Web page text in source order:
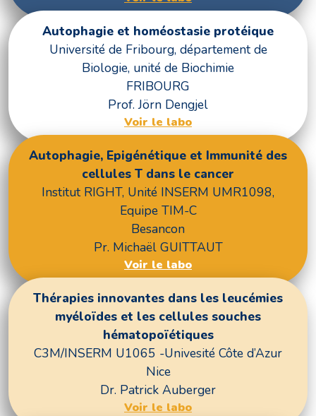
Autophagie et homéostasie protéique
Université de Fribourg, département de
Biologie, unité de Biochimie
FRIBOURG
Prof. Jörn Dengjel
Voir le labo
Autophagie, Epigénétique et Immunité des
cellules T dans le cancer
Institut RIGHT, Unité INSERM UMR1098,
Equipe TIM-C
Besancon
Pr. Michaël GUITTAUT
Voir le labo
Thérapies innovantes dans les leucémies
myéloïdes et les cellules souches
hématopoïétiques
C3M/INSERM U1065 -Univesité Côte d’Azur
Nice
Dr. Patrick Auberger
Voir le labo